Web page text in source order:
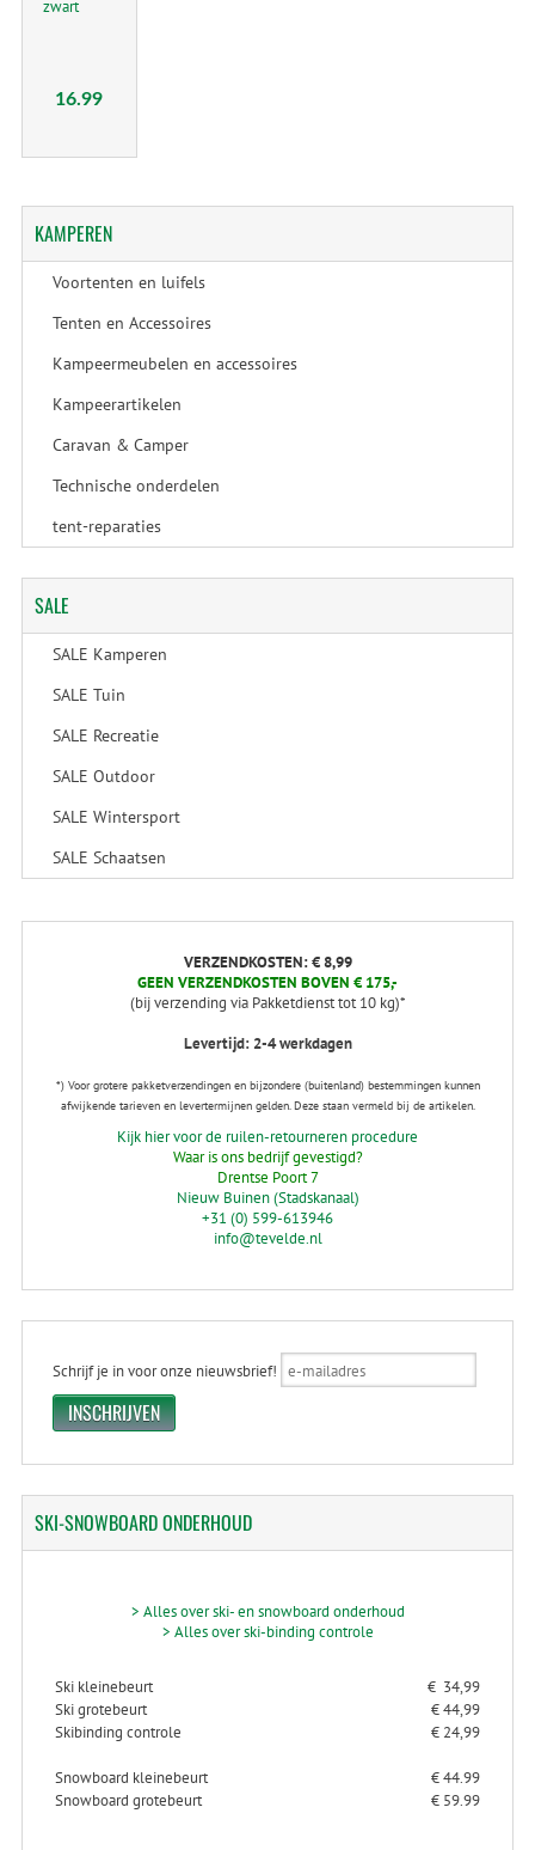
zwart
16.99
KAMPEREN
Voortenten en luifels
Tenten en Accessoires
Kampeermeubelen en accessoires
Kampeerartikelen
Caravan & Camper
Technische onderdelen
tent-reparaties
SALE
SALE Kamperen
SALE Tuin
SALE Recreatie
SALE Outdoor
SALE Wintersport
SALE Schaatsen
VERZENDKOSTEN: € 8,99
GEEN VERZENDKOSTEN BOVEN € 175,-
(bij verzending via Pakketdienst tot 10 kg)*
Levertijd: 2-4 werkdagen
*) Voor grotere pakketverzendingen en bijzondere (buitenland) bestemmingen kunnen
afwijkende tarieven en levertermijnen gelden. Deze staan vermeld bij de artikelen.
Kijk hier voor de ruilen-retourneren procedure
Waar is ons bedrijf gevestigd?
Drentse Poort 7
Nieuw Buinen (Stadskanaal)
+31 (0) 599-613946
info@tevelde.nl
Schrijf je in voor onze nieuwsbrief!
SKI-SNOWBOARDONDERHOUD
> Alles over ski- en snowboard onderhoud
> Alles over ski-binding controle
Ski kleinebeurt
€ 34,99
Ski grotebeurt
€ 44,99
Skibinding controle
€ 24,99
Snowboard kleinebeurt
€ 44.99
Snowboard grotebeurt
€ 59.99